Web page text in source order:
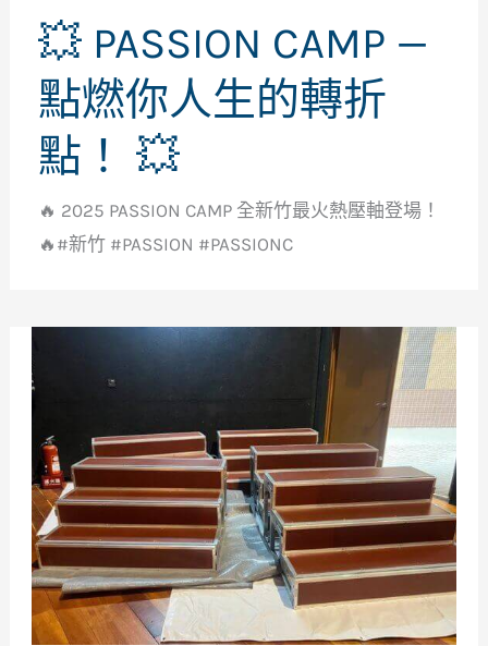
💥 PASSION CAMP —
點燃你人生的轉折
點！ 💥
🔥 2025 PASSION CAMP 全新竹最火熱壓軸登場！
🔥#新竹 #PASSION #PASSIONC